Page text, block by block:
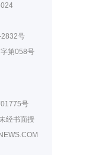
号
字第058号
01775号
经书面授